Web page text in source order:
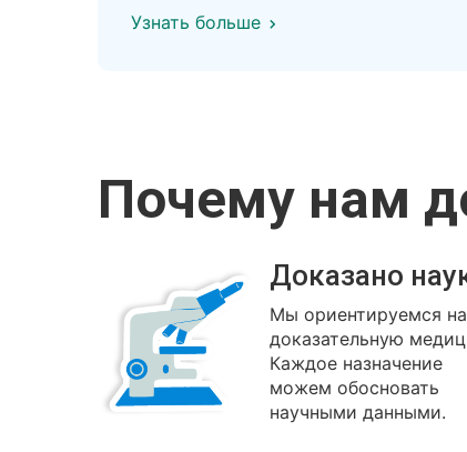
Узнать больше
Почему нам
Доказано
Мы ориентируемся на
доказательную
Каждое назначение
можем обосновать
научными данными.